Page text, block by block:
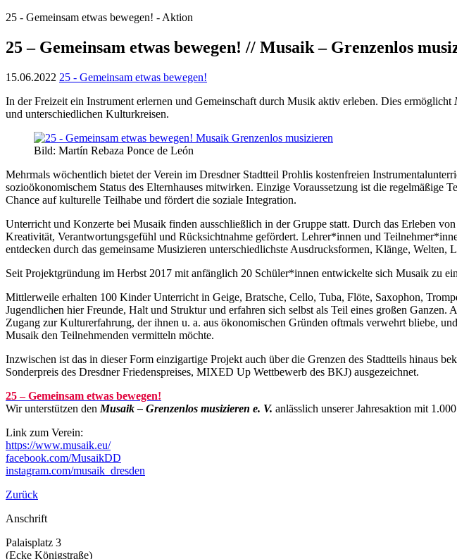
25 - Gemeinsam etwas bewegen! - Aktion
25 – Gemeinsam etwas bewegen! // Musaik – Grenzenlos
15.06.2022 25 - Gemeinsam etwas bewegen!
In der Freizeit ein Instrument erlernen und Gemeinschaft durch Musik aktiv erleben. Dies ermöglicht
und unterschiedlichen Kulturkreisen.
Bild: Martín Rebaza Ponce de León
Mehrmals wöchentlich bietet der Verein im Dresdner Stadtteil Prohlis kostenfreien
sozioökonomischem Status des Elternhauses mitwirken. Einzige Voraussetzung ist die
Chance auf kulturelle Teilhabe und fördert die soziale Integration.
Unterricht und Konzerte bei Musaik finden ausschließlich in der Gruppe statt. Durch das Erleben
Kreativität, Verantwortungsgefühl und Rücksichtnahme gefördert. Lehrer*innen und
entdecken durch das gemeinsame Musizieren unterschiedlichste Ausdrucksformen, Klänge, Welten,
Seit Projektgründung im Herbst 2017 mit anfänglich 20 Schüler*innen entwickelte sich Musaik zu
Mittlerweile erhalten 100 Kinder Unterricht in Geige, Bratsche, Cello, Tuba, Flöte, Saxophon,
Jugendlichen hier Freunde, Halt und Struktur und erfahren sich selbst als Teil eines großen
Zugang zur Kulturerfahrung, der ihnen u. a. aus ökonomischen Gründen oftmals verwehrt bliebe,
Musaik den Teilnehmenden vermitteln möchte.
Inzwischen ist das in dieser Form einzigartige Projekt auch über die Grenzen des Stadtteils hinaus
Sonderpreis des Dresdner Friedenspreises, MIXED Up Wettbewerb des BKJ) ausgezeichnet.
25 – Gemeinsam etwas bewegen!
Wir unterstützen den Musaik – Grenzenlos musizieren e. V. anlässlich unserer Jahresaktion mit
Link zum Verein:
https://www.musaik.eu/
facebook.com/MusaikDD
instagram.com/musaik_dresden
Zurück
Anschrift
Palaisplatz 3
(Ecke Königstraße)